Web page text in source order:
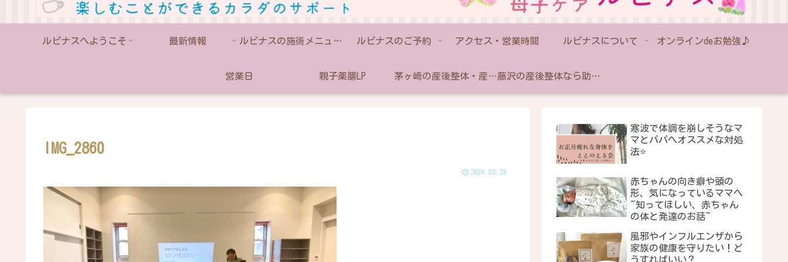
ルピナスへようこそ 最新情報 ルピナスの施術メニュー💫 ルピナスのご予約 アクセス・営業時間 ルピナスについて オンラインdeお勉強♪
営業日 親子薬膳LP 茅ヶ崎の産後整体・産後骨盤矯正なら助産師のいるルピナス 藤沢の産後整体なら助産師のいるルピナス｜産後骨盤矯正・出張対応
IMG_2860
2024.03.28
寒波で体調を崩しそうなマ
マとパパへオススメな対処
法⭐️
赤ちゃんの向き癖や頭の
形、気になっているママへ
~知ってほしい、赤ちゃん
の体と発達のお話~
風邪やインフルエンザから
家族の健康を守りたい！ど
うすればいい？